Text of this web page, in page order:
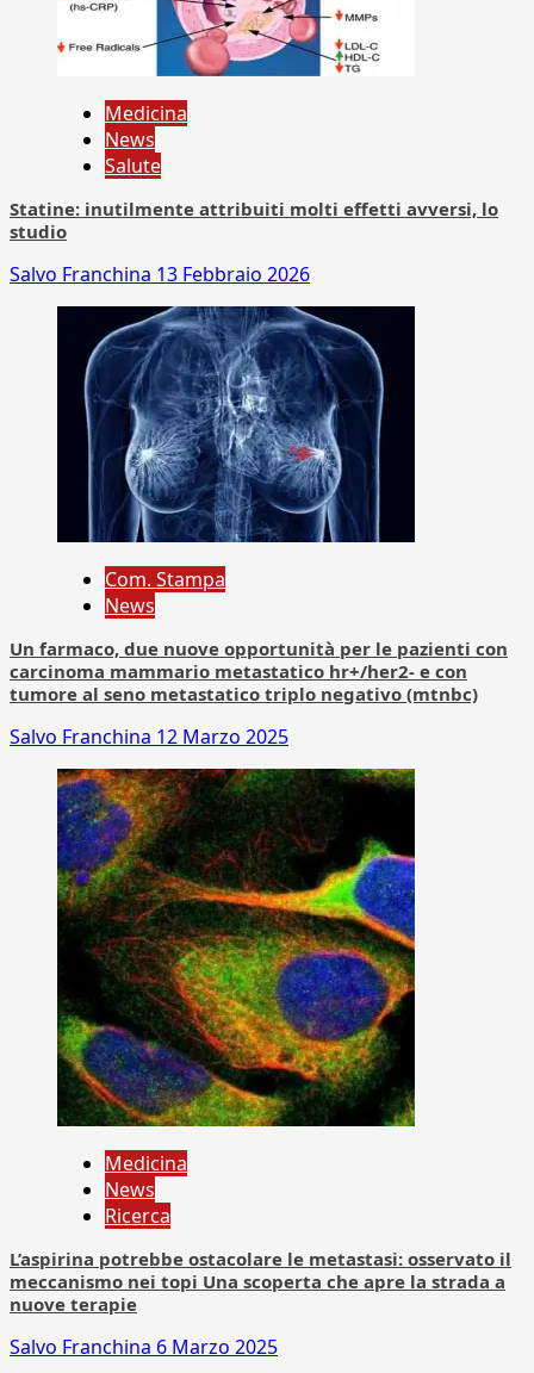
Medicina
News
Salute
Statine: inutilmente attribuiti molti effetti avversi, lo
studio
Salvo Franchina 13 Febbraio 2026
Com. Stampa
News
Un farmaco, due nuove opportunità per le pazienti con
carcinoma mammario metastatico hr+/her2- e con
tumore al seno metastatico triplo negativo (mtnbc)
Salvo Franchina 12 Marzo 2025
Medicina
News
Ricerca
L’aspirina potrebbe ostacolare le metastasi: osservato il
meccanismo nei topi Una scoperta che apre la strada a
nuove terapie
Salvo Franchina 6 Marzo 2025